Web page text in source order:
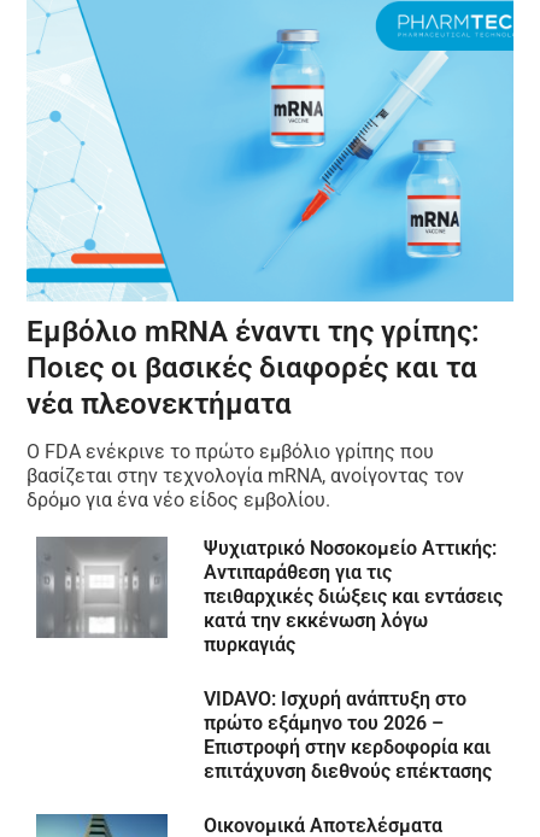
Εμβόλιο mRNA έναντι της γρίπης:
Ποιες οι βασικές διαφορές και τα
νέα πλεονεκτήματα
Ο FDA ενέκρινε το πρώτο εμβόλιο γρίπης που
βασίζεται στην τεχνολογία mRNA, ανοίγοντας τον
δρόμο για ένα νέο είδος εμβολίου.
Ψυχιατρικό Νοσοκομείο Αττικής:
Αντιπαράθεση για τις
πειθαρχικές διώξεις και εντάσεις
κατά την εκκένωση λόγω
πυρκαγιάς
VIDAVO: Ισχυρή ανάπτυξη στο
πρώτο εξάμηνο του 2026 –
Επιστροφή στην κερδοφορία και
επιτάχυνση διεθνούς επέκτασης
Οικονομικά Αποτελέσματα